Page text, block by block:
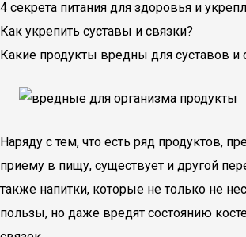
4 секрета питания для здоровья и
Как укрепить суставы и связки?
Какие продукты вредны для суставов и
Наряду с тем, что есть ряд продуктов,
приему в пищу, существует и другой
также напитки, которые не только не
пользы, но даже вредят состоянию